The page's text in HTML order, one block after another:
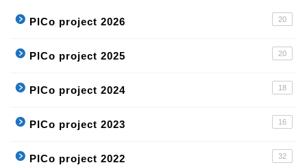
PICo project 2026 20
PICo project 2025 20
PICo project 2024 18
PICo project 2023 16
PICo project 2022 32